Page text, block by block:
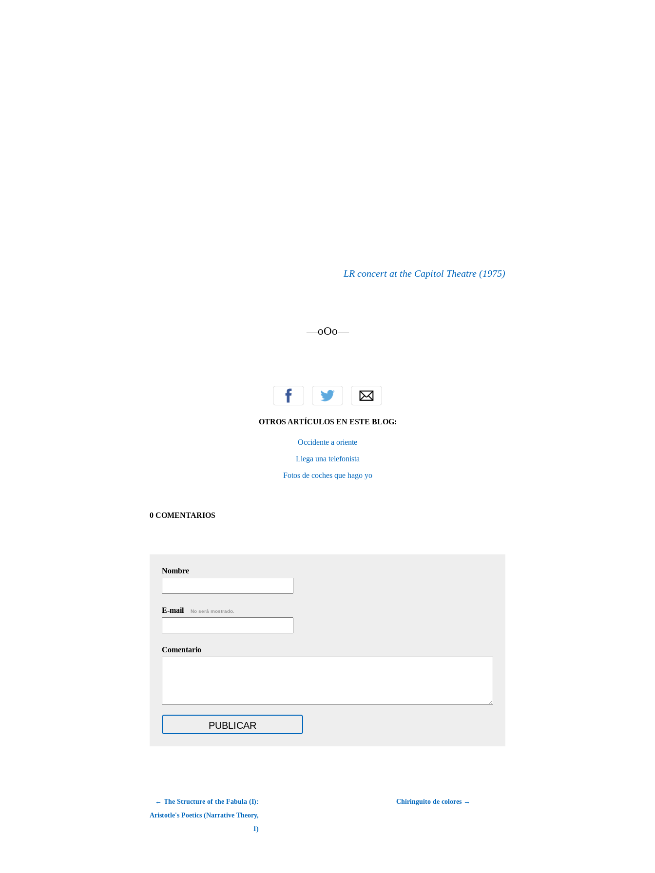
LR concert at the Capitol Theatre (1975)
—oOo—
OTROS ARTÍCULOS EN ESTE BLOG:
Occidente a oriente
Llega una telefonista
Fotos de coches que hago yo
0 COMENTARIOS
Nombre
E-mail No será mostrado.
Comentario
← The Structure of the Fabula (I):
Aristotle's Poetics (Narrative Theory,
1)
Chiringuito de colores →